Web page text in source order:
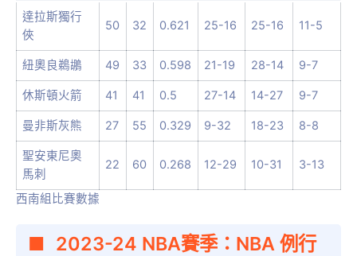
達拉斯獨行
俠
50 32 0.621 25-16 25-16 11-5
紐奧良鵜鶘 49 33 0.598 21-19 28-14 9-7
休斯頓火箭 41 41 0.5 27-14 14-27 9-7
曼非斯灰熊 27 55 0.329 9-32 18-23 8-8
聖安東尼奧
馬刺
22 60 0.268 12-29 10-31 3-13
西南組比賽數據
2023-24 NBA賽季：NBA 例行